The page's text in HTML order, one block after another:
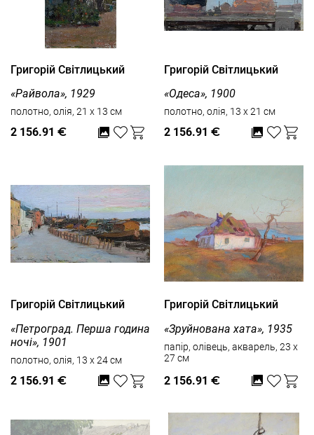
Григорій Світлицький
«Райвола», 1929
полотно, олія, 21 x 13 см
2 156.91 €
Григорій Світлицький
«Одеса», 1900
полотно, олія, 13 x 21 см
2 156.91 €
Григорій Світлицький
«Петроград. Перша година
ночі», 1901
полотно, олія, 13 x 24 см
2 156.91 €
Григорій Світлицький
«Зруйнована хата», 1935
папір, олівець, акварель, 23 x
27 см
2 156.91 €